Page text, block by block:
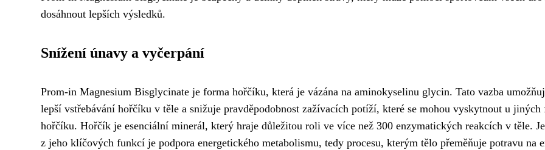
dosáhnout lepších výsledků.
Snížení únavy a vyčerpání
Prom-in Magnesium Bisglycinate je forma hořčíku, která je vázána na aminokyselinu glycin. Tato vazba
lepší vstřebávání hořčíku v těle a snižuje pravděpodobnost zažívacích potíží, které se mohou vyskytnout u jiných
hořčíku. Hořčík je esenciální minerál, který hraje důležitou roli ve více než 300 enzymatických reakcích v těle.
z jeho klíčových funkcí je podpora energetického metabolismu, tedy procesu, kterým tělo přeměňuje potravu na